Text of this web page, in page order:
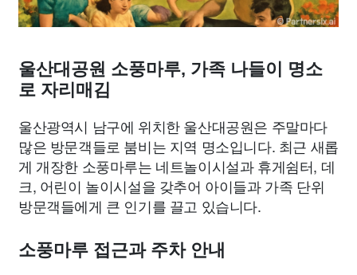
울산대공원 소풍마루, 가족 나들이 명소
로 자리매김
울산광역시 남구에 위치한 울산대공원은 주말마다
많은 방문객들로 붐비는 지역 명소입니다. 최근 새롭
게 개장한 소풍마루는 네트놀이시설과 휴게쉼터, 데
크, 어린이 놀이시설을 갖추어 아이들과 가족 단위
방문객들에게 큰 인기를 끌고 있습니다.
소풍마루 접근과 주차 안내